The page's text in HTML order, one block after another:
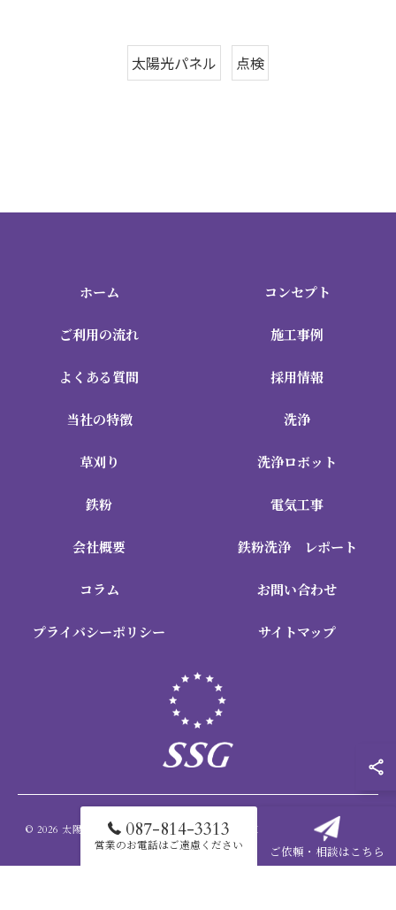
太陽光パネル 点検
087-814-3313
営業のお電話はご遠慮ください ご依頼・相談はこちら
ホーム コンセプト
ご利用の流れ 施工事例
よくある質問 採用情報
当社の特徴 洗浄
草刈り 洗浄ロボット
鉄粉 電気工事
会社概要 鉄粉洗浄 レポート
コラム お問い合わせ
プライバシーポリシー サイトマップ
© 2026 太陽光パネルの点検なら株式会社SSG ALL RIGHTS RESERVED.